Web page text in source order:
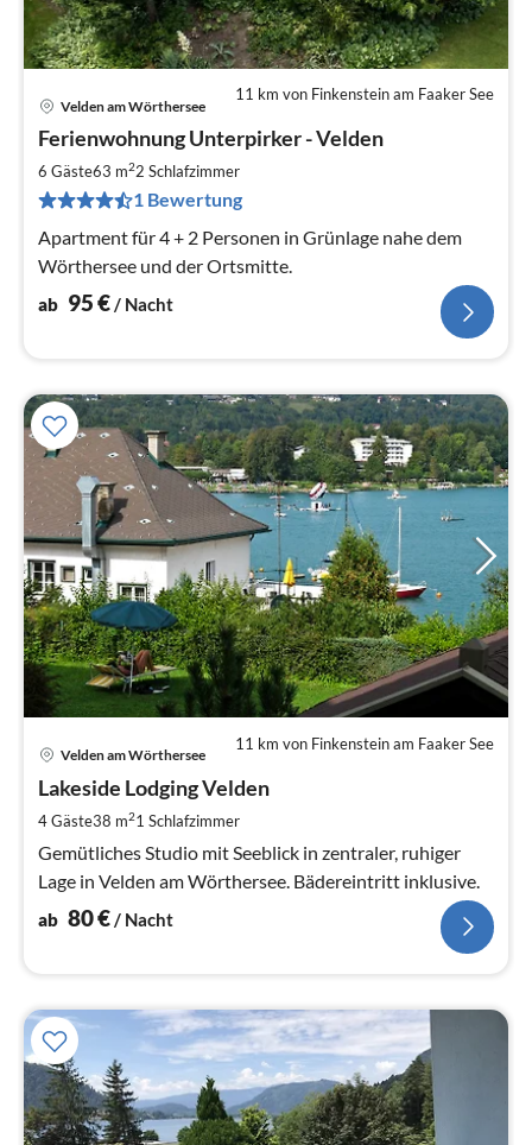
11 km von Finkenstein am Faaker See
Velden am Wörthersee
Ferienwohnung Unterpirker - Velden
6 Gäste63 m22 Schlafzimmer
1 Bewertung
Apartment für 4 + 2 Personen in Grünlage nahe dem
Wörthersee und der Ortsmitte.
ab 95€/ Nacht
11 km von Finkenstein am Faaker See
Velden am Wörthersee
Lakeside Lodging Velden
4 Gäste38 m21 Schlafzimmer
Gemütliches Studio mit Seeblick in zentraler, ruhiger
Lage in Velden am Wörthersee. Bädereintritt inklusive.
ab 80€/ Nacht